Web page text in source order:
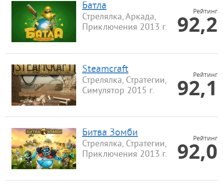
Батла
Стрелялка, Аркада,
Приключения 2013 г.
Рейтинг
92,2
Steamcraft
Стрелялка, Стратегии,
Симулятор 2015 г.
Рейтинг
92,1
Битва Зомби
Стрелялка, Стратегии,
Приключения 2013 г.
Рейтинг
92,0